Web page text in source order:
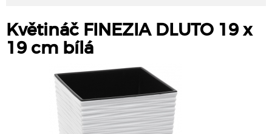
Květináč FINEZIA DLUTO 19 x
19 cm bílá